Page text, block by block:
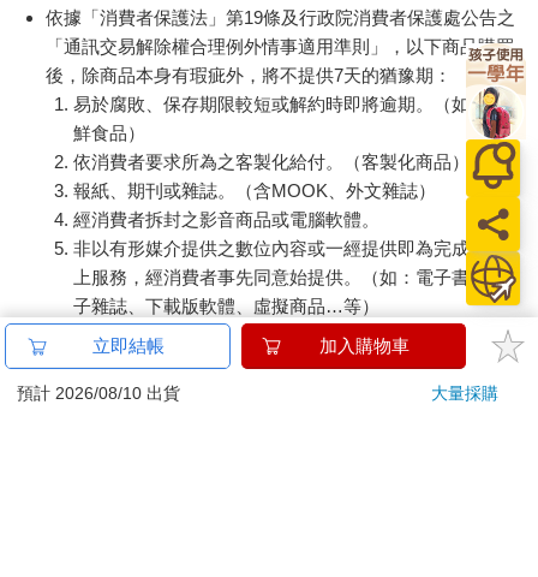
依據「消費者保護法」第19條及行政院消費者保護處公告之
「通訊交易解除權合理例外情事適用準則」，以下商品購買
後，除商品本身有瑕疵外，將不提供7天的猶豫期：
易於腐敗、保存期限較短或解約時即將逾期。（如：生
鮮食品）
依消費者要求所為之客製化給付。（客製化商品）
報紙、期刊或雜誌。（含MOOK、外文雜誌）
經消費者拆封之影音商品或電腦軟體。
非以有形媒介提供之數位內容或一經提供即為完成之線
上服務，經消費者事先同意始提供。（如：電子書、電
子雜誌、下載版軟體、虛擬商品…等）
已拆封之個人衛生用品。（如：內衣褲、刮鬍刀、除毛
刀…等）
若非上列種類商品，均享有到貨7天的猶豫期（含例假
立即結帳 加入購物車
預計 2026/08/10 出貨 大量採購